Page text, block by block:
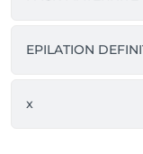
EPILATION
x